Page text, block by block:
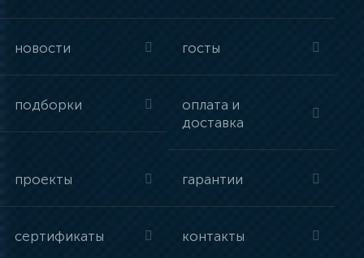
новости госты
подборки
оплата и
доставка
проекты гарантии
сертификаты контакты